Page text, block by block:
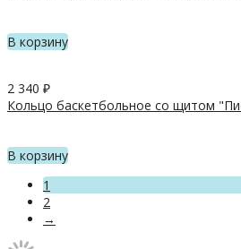
В корзину
2 340 ₽
Кольцо баскетбольное со щитом
В корзину
1
2
→